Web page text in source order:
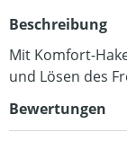
Beschreibung
Mit Komfort-
und Lösen des
Bewertungen